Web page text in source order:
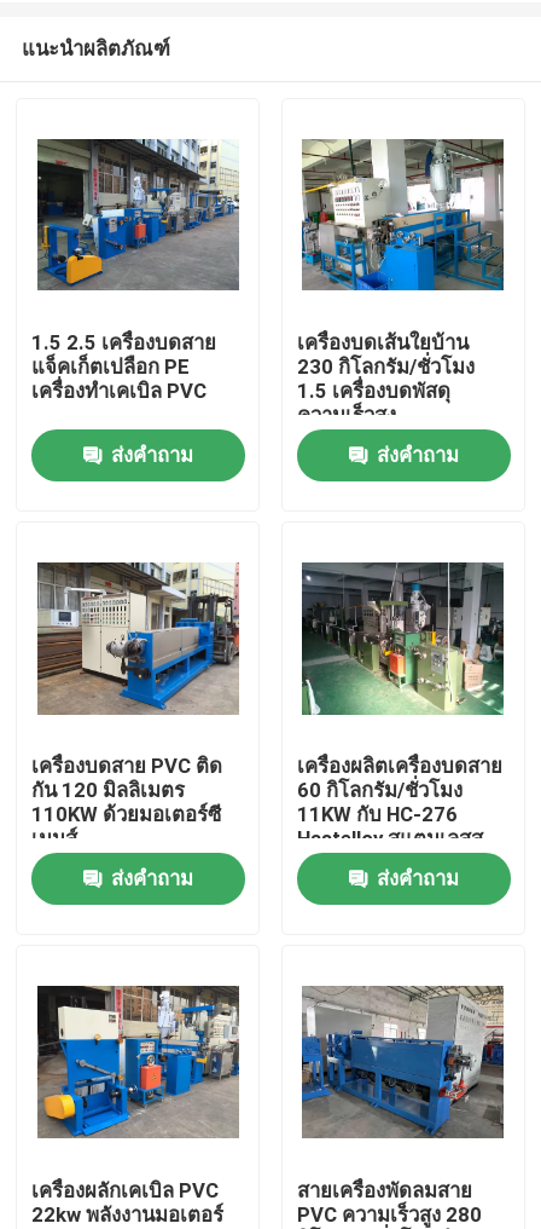
สินค้า
วิดีโอ
เกี่ยวกับเรา
ทัวร์โรงงาน
การควบคุมคุณภาพ
ติดต่อเรา
ขอใบเสนอราคา
เครื่องอัดรีดสายเคเบิล
เครื่องอัดรีดลวด
แนะนำผลิตภัณฑ์
1.5 2.5 เครื่องบดสาย
แจ็คเก็ตเปลือก PE
เครื่องทําเคเบิล PVC
ส่งคำถาม
เครื่องบดเส้นใยบ้าน
230 กิโลกรัม/ชั่วโมง
1.5 เครื่องบดพัสดุ
ความเร็วสูง
ส่งคำถาม
เครื่องบดสาย PVC ติด
กัน 120 มิลลิเมตร
110KW ด้วยมอเตอร์ซี
เมนส์
ส่งคำถาม
เครื่องผลิตเครื่องบดสาย
60 กิโลกรัม/ชั่วโมง
11KW กับ HC-276
Hastelloy สแตนเลสส
แตนเลส
ส่งคำถาม
เครื่องผลักเคเบิล PVC
22kw พลังงานมอเตอร์
สายเครื่องพัดลมสาย
PVC ความเร็วสูง 280